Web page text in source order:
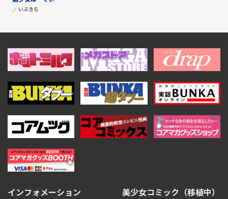
いぶきち
インフォメーション
美少女コミック（移植中）